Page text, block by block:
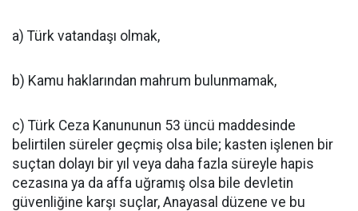
a) Türk vatandaşı olmak,
b) Kamu haklarından mahrum bulunmamak,
c) Türk Ceza Kanununun 53 üncü maddesinde
belirtilen süreler geçmiş olsa bile; kasten işlenen bir
suçtan dolayı bir yıl veya daha fazla süreyle hapis
cezasına ya da affa uğramış olsa bile devletin
güvenliğine karşı suçlar, Anayasal düzene ve bu